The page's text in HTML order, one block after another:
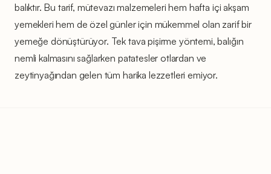
balıktır. Bu tarif, mütevazı malzemeleri hem hafta içi akşam
yemekleri hem de özel günler için mükemmel olan zarif bir
yemeğe dönüştürüyor. Tek tava pişirme yöntemi, balığın
nemli kalmasını sağlarken patatesler otlardan ve
zeytinyağından gelen tüm harika lezzetleri emiyor.